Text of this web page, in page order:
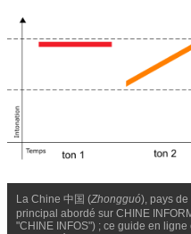
La Chine 中国 (Zhongguó), pays
principal abordé sur CHINE
"CHINE INFOS") ; ce guide en